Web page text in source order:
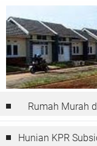
Rumah Murah
Hunian KPR